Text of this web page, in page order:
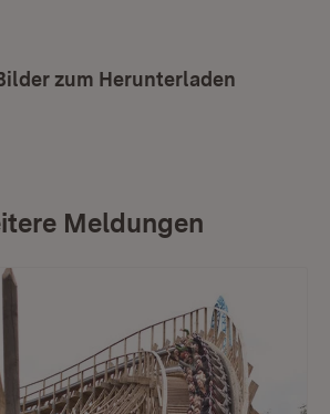
zum Herunterladen
Meldungen